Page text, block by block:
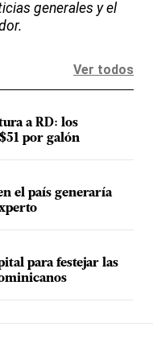
generales y el
Ver todos
a RD: los
por galón
el país generaría
para festejar las